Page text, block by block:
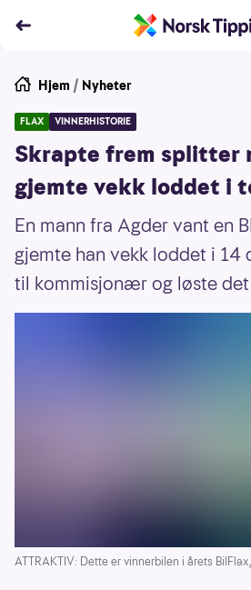
Hjem / Nyheter
FLAX VINNERHISTORIE
Skrapte frem splitter
gjemte vekk loddet i
En mann fra Agder vant en
gjemte han vekk loddet i 14
til kommisjonær og løste det
ATTRAKTIV: Dette er vinnerbilen i årets